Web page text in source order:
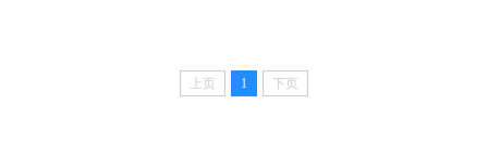
上页 1 下页